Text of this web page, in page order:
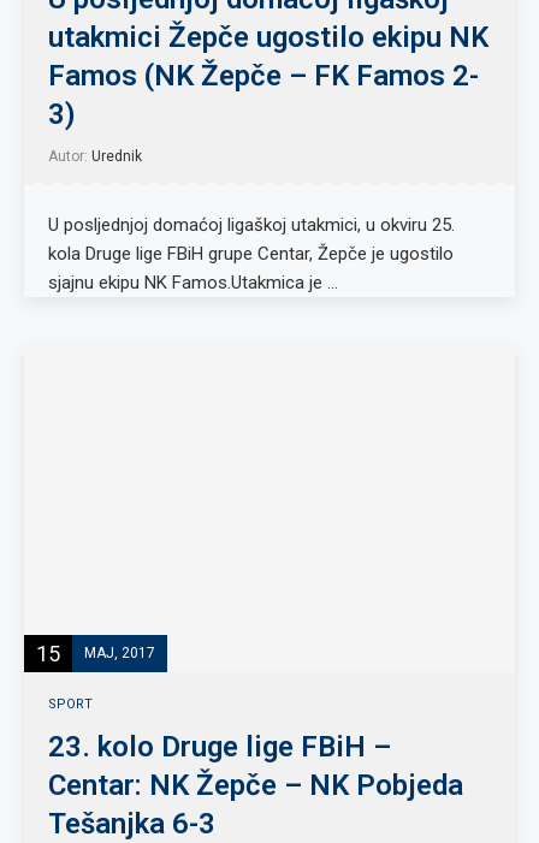
utakmici Žepče ugostilo ekipu NK
Famos (NK Žepče – FK Famos 2-
3)
Autor: Urednik
U posljednjoj domaćoj ligaškoj utakmici, u okviru 25.
kola Druge lige FBiH grupe Centar, Žepče je ugostilo
sjajnu ekipu NK Famos.Utakmica je …
15 MAJ, 2017
SPORT
23. kolo Druge lige FBiH –
Centar: NK Žepče – NK Pobjeda
Tešanjka 6-3